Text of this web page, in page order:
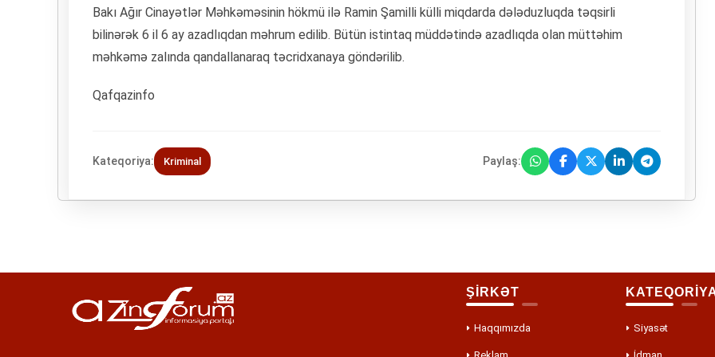
Bakı Ağır Cinayətlər Məhkəməsinin hökmü ilə Ramin Şamilli külli miqdarda dələduzluqda təqsirli
bilinərək 6 il 6 ay azadlıqdan məhrum edilib. Bütün istintaq müddətində azadlıqda olan müttəhim
məhkəmə zalında qandallanaraq təcridxanaya göndərilib.
Qafqazinfo
Kateqoriya: Kriminal Paylaş:
ŞİRKƏT
Haqqımızda Siyasət